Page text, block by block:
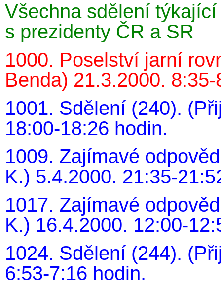
Všechna sdělení
s prezidenty ČR a SR
1000. Poselství jarní
Benda) 21.3.2000.
1001. Sdělení (240).
18:00-18:26 hodin.
1009. Zajímavé
K.) 5.4.2000. 21:35-
1017. Zajímavé
K.) 16.4.2000. 12:00-
1024. Sdělení (244).
6:53-7:16 hodin.